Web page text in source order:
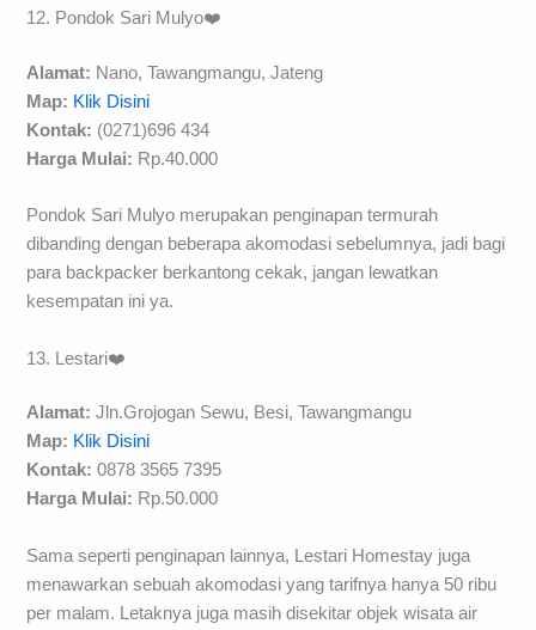
12. Pondok Sari Mulyo❤️
Alamat: Nano, Tawangmangu, Jateng
Map: Klik Disini
Kontak: (0271)696 434
Harga Mulai: Rp.40.000
Pondok Sari Mulyo merupakan penginapan termurah
dibanding dengan beberapa akomodasi sebelumnya, jadi bagi
para backpacker berkantong cekak, jangan lewatkan
kesempatan ini ya.
13. Lestari❤️
Alamat: Jln.Grojogan Sewu, Besi, Tawangmangu
Map: Klik Disini
Kontak: 0878 3565 7395
Harga Mulai: Rp.50.000
Sama seperti penginapan lainnya, Lestari Homestay juga
menawarkan sebuah akomodasi yang tarifnya hanya 50 ribu
per malam. Letaknya juga masih disekitar objek wisata air